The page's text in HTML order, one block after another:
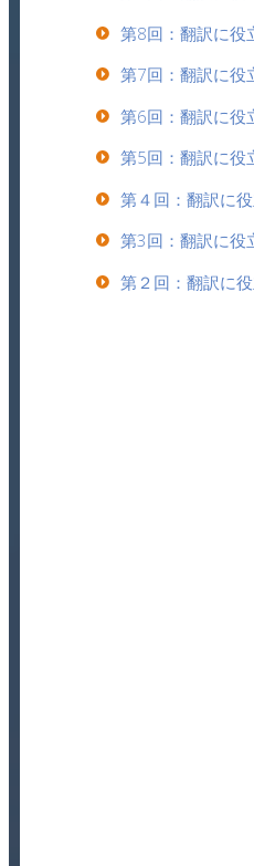
第8回：翻訳に役
第7回：翻訳に
第6回：翻訳に役
第5回：翻訳に役
第４回：翻訳に
第3回：翻訳に役
第２回：翻訳に